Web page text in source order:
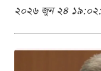
২০২৬ জুন ২৪